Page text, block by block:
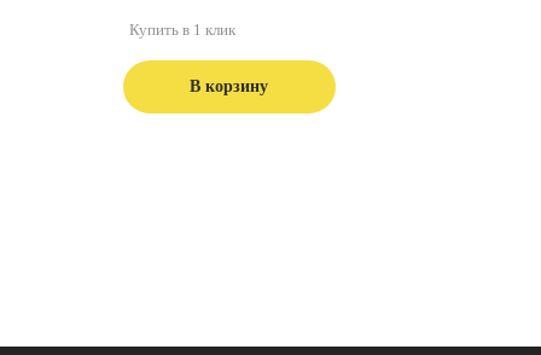
В корзину
Купить в 1 клик